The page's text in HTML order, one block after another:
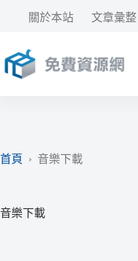
要
內
關於本站 文章彙整
首頁 › 音樂下載
音樂下載